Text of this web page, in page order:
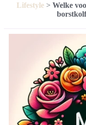
Lifestyle> Welke